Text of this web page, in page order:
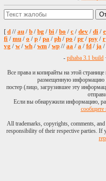
[ d // au / b / bg / bi / bo / c / dev / di /
fi / mu / o / p / pa / ph / po / pr / psy / r
vg / w/ wh / wm / wp // aa / a / fd / ja /
- pihaba 3.1 build
Все права и копирайты на этой
размещенную информацию
постер (лицо, загрузившее эту
Если вы обнаружили информацию,
сообщите
All trademarks, copyrights, comments,
responsibility of their respective parties. If